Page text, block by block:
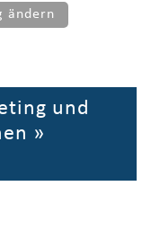
ändern
und
»